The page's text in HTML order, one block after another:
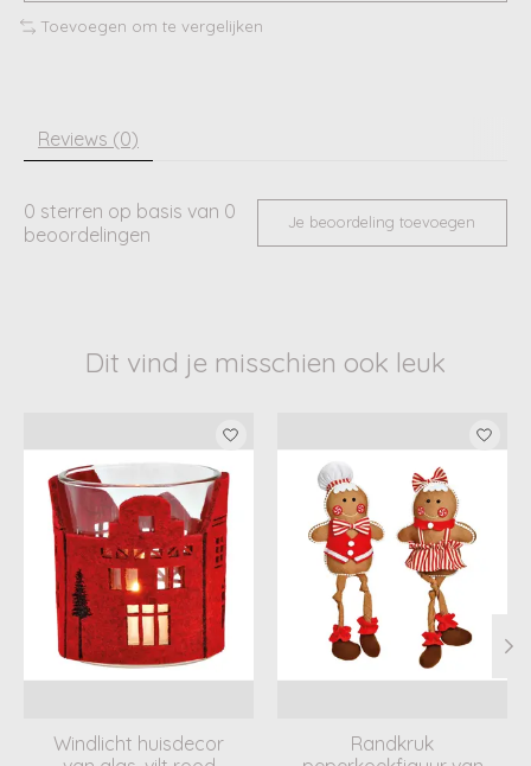
Toevoegen om te vergelijken
Reviews (0)
0 sterren op basis van 0
beoordelingen
Je beoordeling toevoegen
Dit vind je misschien ook leuk
Items van productcarrousel
Windlicht huisdecor
Randkruk